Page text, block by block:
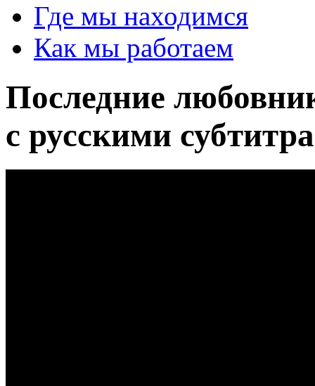
Где мы находимся
Как мы работаем
Последние
с русскими